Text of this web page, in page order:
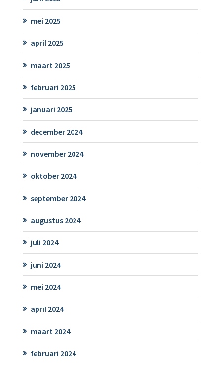
mei 2025
april 2025
maart 2025
februari 2025
januari 2025
december 2024
november 2024
oktober 2024
september 2024
augustus 2024
juli 2024
juni 2024
mei 2024
april 2024
maart 2024
februari 2024